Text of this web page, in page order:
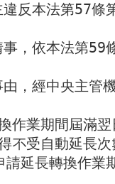
反本法第57條
，依本法第59
，經中央主管
作業期間屆滿
不受自動延長
延長轉換作業